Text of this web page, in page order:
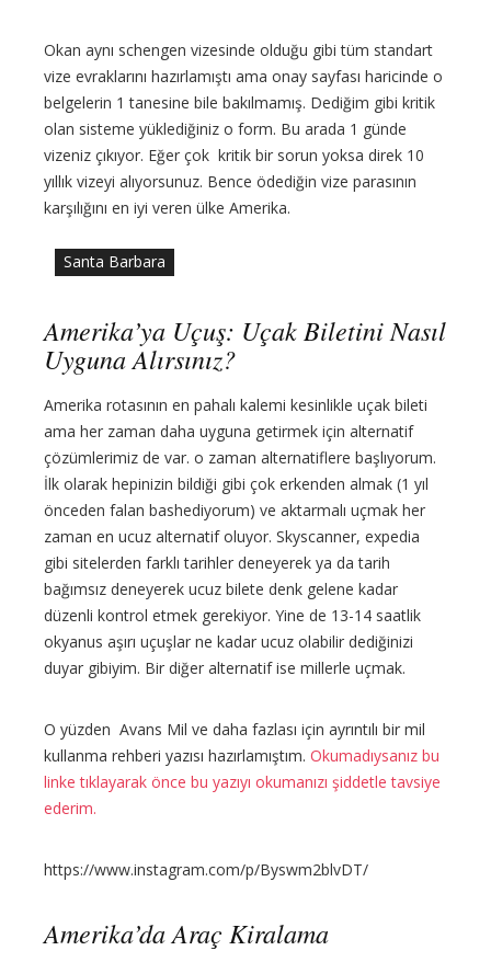
Okan aynı schengen vizesinde olduğu gibi tüm standart
vize evraklarını hazırlamıştı ama onay sayfası haricinde o
belgelerin 1 tanesine bile bakılmamış. Dediğim gibi kritik
olan sisteme yüklediğiniz o form. Bu arada 1 günde
vizeniz çıkıyor. Eğer çok kritik bir sorun yoksa direk 10
yıllık vizeyi alıyorsunuz. Bence ödediğin vize parasının
karşılığını en iyi veren ülke Amerika.
Santa Barbara
Amerika’ya Uçuş: Uçak Biletini Nasıl
Uyguna Alırsınız?
Amerika rotasının en pahalı kalemi kesinlikle uçak bileti
ama her zaman daha uyguna getirmek için alternatif
çözümlerimiz de var. o zaman alternatiflere başlıyorum.
İlk olarak hepinizin bildiği gibi çok erkenden almak (1 yıl
önceden falan bashediyorum) ve aktarmalı uçmak her
zaman en ucuz alternatif oluyor. Skyscanner, expedia
gibi sitelerden farklı tarihler deneyerek ya da tarih
bağımsız deneyerek ucuz bilete denk gelene kadar
düzenli kontrol etmek gerekiyor. Yine de 13-14 saatlik
okyanus aşırı uçuşlar ne kadar ucuz olabilir dediğinizi
duyar gibiyim. Bir diğer alternatif ise millerle uçmak.
O yüzden Avans Mil ve daha fazlası için ayrıntılı bir mil
kullanma rehberi yazısı hazırlamıştım. Okumadıysanız bu
linke tıklayarak önce bu yazıyı okumanızı şiddetle tavsiye
ederim.
https://www.instagram.com/p/Byswm2blvDT/
Amerika’da Araç Kiralama